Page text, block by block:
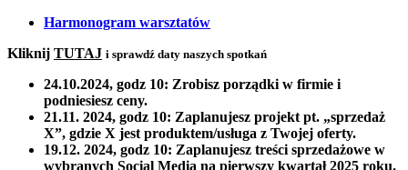
Harmonogram warsztatów
Kliknij TUTAJ i sprawdź daty naszych spotkań
24.10.2024, godz 10: Zrobisz porządki w firmie i
podniesiesz ceny.
21.11. 2024, godz 10: Zaplanujesz projekt pt. „sprzedaż
X”, gdzie X jest produktem/usługa z Twojej oferty.
19.12. 2024, godz 10: Zaplanujesz treści sprzedażowe w
wybranych Social Media na pierwszy kwartał 2025 roku.